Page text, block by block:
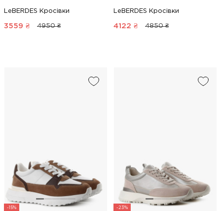
LeBERDES Кросівки
3559 ₴ 4950 ₴
LeBERDES Кросівки
4122 ₴ 4850 ₴
-15% -23%